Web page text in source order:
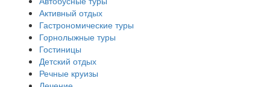
Активный отдых
Гастрономические туры
Горнолыжные туры
Гостиницы
Детский отдых
Речные круизы